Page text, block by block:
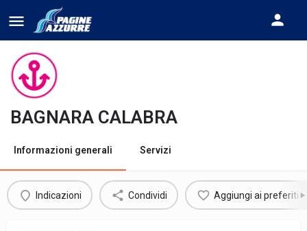
BAGNARA CALABRA
Informazioni generali Servizi
Indicazioni Condividi Aggiungi ai preferiti